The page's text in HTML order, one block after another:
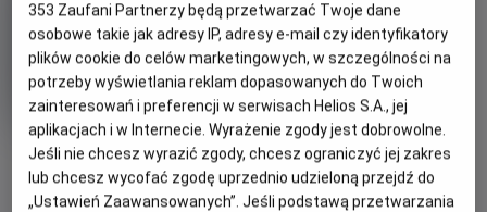
OBSERWUJ
La chimera
Oryginalny
tytuł
La chimera Gatunek
Fantasy / Komedia /
Przygodowy
Minimalny
wiek
Od 15 lat
Czas
trwania
130 min
Kraj
rok
produkcji
Szwajcaria, Francja, Włochy
(2023)
353 Zaufani Partnerzy będą przetwarzać Twoje dane
osobowe takie jak adresy IP, adresy e-mail czy identyfikatory
plików cookie do celów marketingowych, w szczególności na
potrzeby wyświetlania reklam dopasowanych do Twoich
zainteresowań i preferencji w serwisach Helios S.A., jej
aplikacjach i w Internecie. Wyrażenie zgody jest dobrowolne.
Jeśli nie chcesz wyrazić zgody, chcesz ograniczyć jej zakres
lub chcesz wycofać zgodę uprzednio udzieloną przejdź do
„Ustawień Zaawansowanych”. Jeśli podstawą przetwarzania